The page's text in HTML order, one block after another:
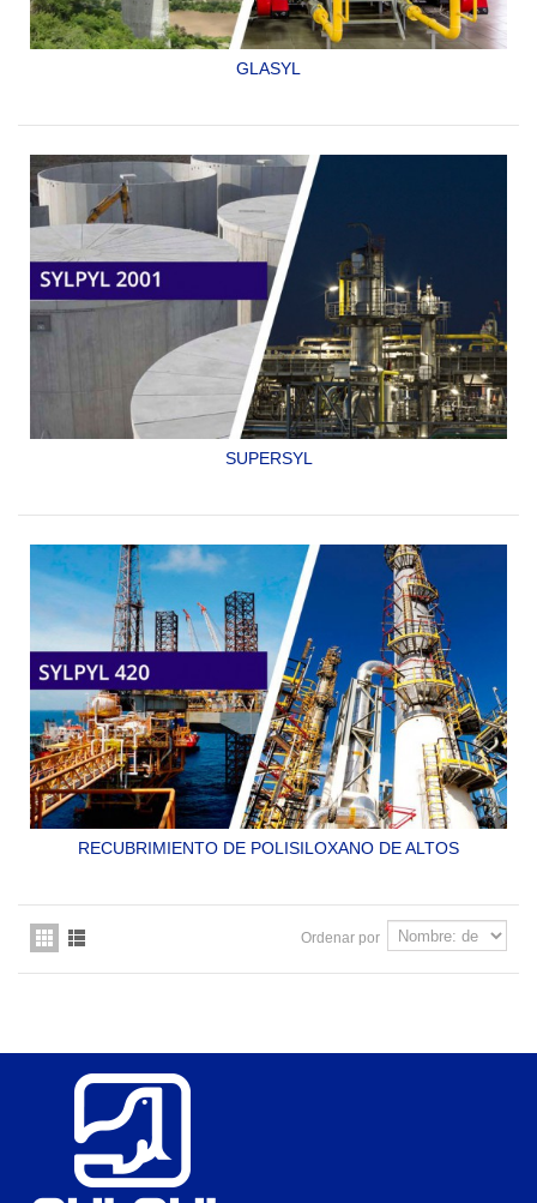
GLASYL
SYLPYL 100
SUPERSYL
SYLPYL 2001
RECUBRIMIENTO DE POLISILOXANO DE ALTOS
MATERIAL ES DE MUY ALTO RENDIMIENTO.
Ordenar por